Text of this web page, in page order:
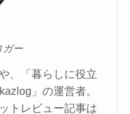
ガー
、「暮らしに役立
」の運営者。
トレビュー記事は